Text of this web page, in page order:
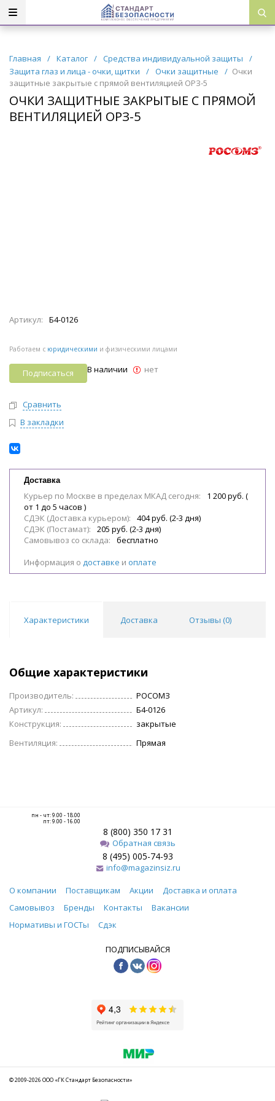
Главная / Каталог / Средства индивидуальной защиты
/
Защита глаз и лица - очки, щитки
/ Очки защитные / Очки
защитные закрытые с прямой вентиляцией ОРЗ-5
ОЧКИ ЗАЩИТНЫЕ ЗАКРЫТЫЕ С ПРЯМОЙ
ВЕНТИЛЯЦИЕЙ ОРЗ-5
Артикул: Б4-0126
Работаем с юридическими и физическими лицами
Подписаться В наличии нет
Сравнить
В закладки
Доставка
Курьер по Москве в пределах МКАД сегодня:
1 200 руб. (
от 1 до 5 часов )
СДЭК (Доставка курьером):
404 руб. (2-3 дня)
СДЭК (Постамат):
205 руб. (2-3 дня)
Самовывоз со склада:
бесплатно
Информация о доставке и оплате
Характеристики Доставка Отзывы (0)
Общие характеристики
Производитель:
РОСОМЗ
Артикул:
Б4-0126
Конструкция:
закрытые
Вентиляция:
Прямая
пн - чт: 9.00 - 18.00
пт: 9.00 - 16.00
8 (800) 350 17 31
Обратная связь
8 (495) 005-74-93
info@magazinsiz.ru
О компании Поставщикам Акции
Доставка и оплата
Самовывоз
Бренды Контакты
Вакансии
Нормативы и ГОСТы
Сдэк
ПОДПИСЫВАЙСЯ
© 2009-2026 ООО «ГК Стандарт Безопасности»